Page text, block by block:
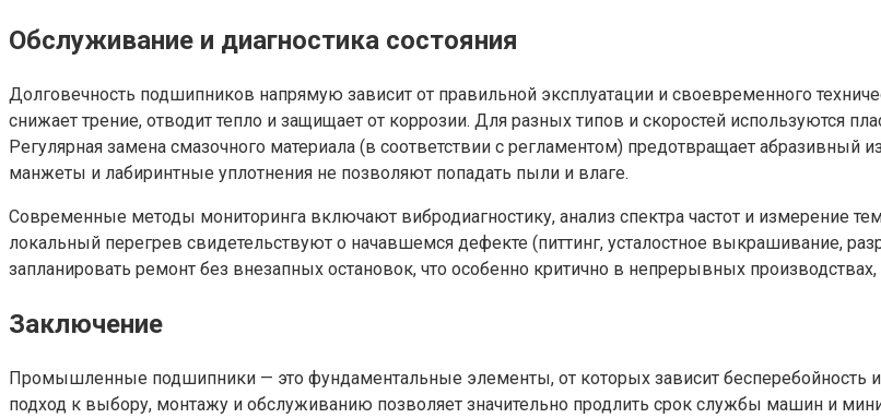
Обслуживание и диагностика состояния
Долговечность подшипников напрямую зависит от правильной эксплуатации и своевременного
снижает трение, отводит тепло и защищает от коррозии. Для разных типов и скоростей используются
Регулярная замена смазочного материала (в соответствии с регламентом) предотвращает
манжеты и лабиринтные уплотнения не позволяют попадать пыли и влаге.
Современные методы мониторинга включают вибродиагностику, анализ спектра частот и измерение
локальный перегрев свидетельствуют о начавшемся дефекте (питтинг, усталостное выкрашивание,
запланировать ремонт без внезапных остановок, что особенно критично в непрерывных
Заключение
Промышленные подшипники — это фундаментальные элементы, от которых зависит бесперебойность и
подход к выбору, монтажу и обслуживанию позволяет значительно продлить срок службы машин и